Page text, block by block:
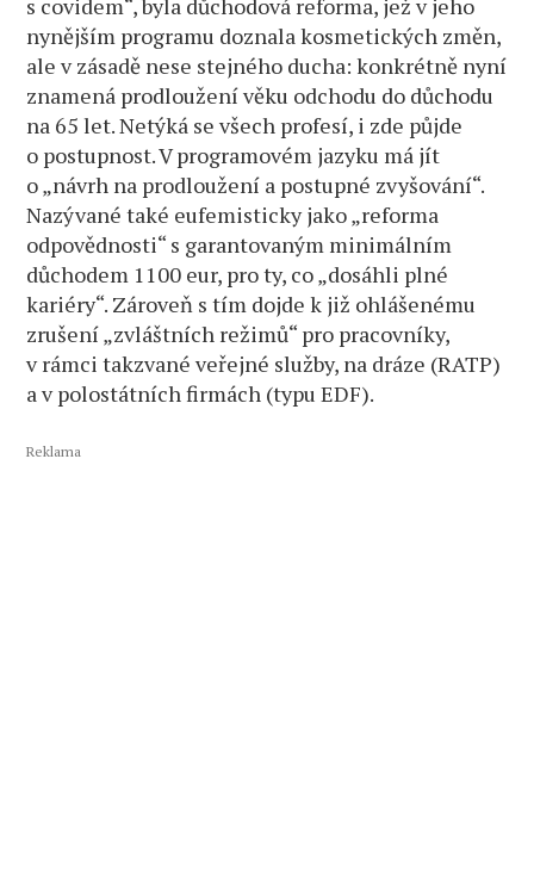
s covidem“, byla důchodová reforma, jež v jeho
nynějším programu doznala kosmetických změn,
ale v zásadě nese stejného ducha: konkrétně nyní
znamená prodloužení věku odchodu do důchodu
na 65 let. Netýká se všech profesí, i zde půjde
o postupnost. V programovém jazyku má jít
o „návrh na prodloužení a postupné zvyšování“.
Nazývané také eufemisticky jako „reforma
odpovědnosti“ s garantovaným minimálním
důchodem 1100 eur, pro ty, co „dosáhli plné
kariéry“. Zároveň s tím dojde k již ohlášenému
zrušení „zvláštních režimů“ pro pracovníky,
v rámci takzvané veřejné služby, na dráze (RATP)
a v polostátních firmách (typu EDF).
Reklama